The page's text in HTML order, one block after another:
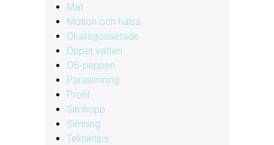
Mat
Motion och hälsa
Okategoriserade
Öppet vatten
OS-peppen
Parasimning
Profil
Simhopp
Simning
Tekniktips